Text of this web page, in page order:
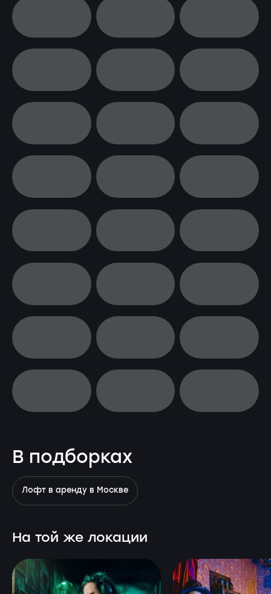
В подборках
Лофт в аренду в Москве
На той же локации